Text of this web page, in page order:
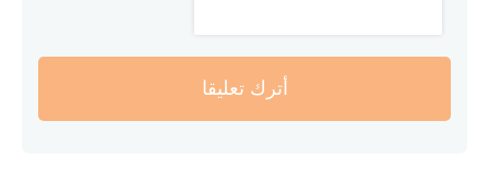
أترك تعليقا